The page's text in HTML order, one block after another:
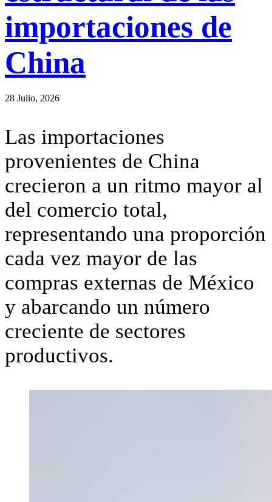
importaciones de
China
28 Julio, 2026
Las importaciones
provenientes de China
crecieron a un ritmo mayor al
del comercio total,
representando una proporción
cada vez mayor de las
compras externas de México
y abarcando un número
creciente de sectores
productivos.